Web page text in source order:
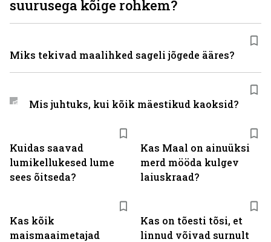
Kuidas saavad
lumikellukesed lume
sees õitseda?
Kas Maal on ainuüksi
merd mööda kulgev
laiuskraad?
Kas kõik
maismaaimetajad
Kas on tõesti tõsi, et
linnud võivad surnult
suurusega kõige rohkem?
Miks tekivad maalihked sageli jõgede ääres?
Mis juhtuks, kui kõik mäestikud kaoksid?